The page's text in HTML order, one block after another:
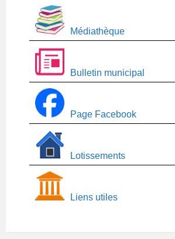
Médiathèque
Bulletin municipal
Page Facebook
Lotissements
Liens utiles